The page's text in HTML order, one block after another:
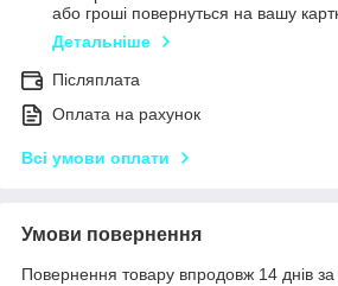
або гроші повернуться на вашу
Детальніше
Післяплата
Оплата на рахунок
Всі умови оплати
Умови повернення
Повернення товару впродовж 14 днів